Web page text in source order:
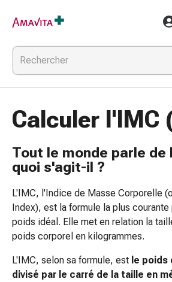
Médicaments
et
traitements
Lésions
cutanées
et
Compresses
pliées
Bandes
élastiques
Pansements
pour
les
doigts
Sparadraps
de
gaze
Calculer l'IMC
Tout le monde parle de
quoi s'agit-il ?
L'IMC, l'Indice de Masse Corporelle
Index), est la formule la plus
poids idéal. Elle met en relation la
poids corporel en kilogrammes.
L'IMC, selon sa formule, est le poids
divisé par le carré de la taille en